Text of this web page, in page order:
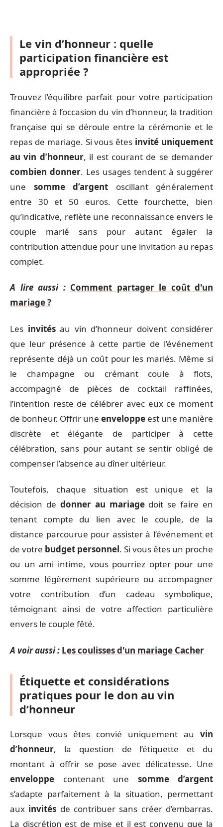
Le vin d’honneur : quelle
participation financière est
appropriée ?
Trouvez l’équilibre parfait pour votre participation
financière à l’occasion du vin d’honneur, la tradition
française qui se déroule entre la cérémonie et le
repas de mariage. Si vous êtes invité uniquement
au vin d’honneur, il est courant de se demander
combien donner. Les usages tendent à suggérer
une somme d’argent oscillant généralement
entre 30 et 50 euros. Cette fourchette, bien
qu’indicative, reflète une reconnaissance envers le
couple marié sans pour autant égaler la
contribution attendue pour une invitation au repas
complet.
A lire aussi : Comment partager le coût d'un
mariage ?
Les invitésau vin d’honneur doivent considérer
que leur présence à cette partie de l’événement
représente déjà un coût pour les mariés. Même si
le champagne ou crémant coule à flots,
accompagné de pièces de cocktail raffinées,
l’intention reste de célébrer avec eux ce moment
de bonheur. Offrir une enveloppe est une manière
discrète et élégante de participer à cette
célébration, sans pour autant se sentir obligé de
compenser l’absence au dîner ultérieur.
Toutefois, chaque situation est unique et la
décision de donner au mariagedoit se faire en
tenant compte du lien avec le couple, de la
distance parcourue pour assister à l’événement et
de votre budget personnel. Si vous êtes un proche
ou un ami intime, vous pourriez opter pour une
somme légèrement supérieure ou accompagner
votre contribution d’un cadeau symbolique,
témoignant ainsi de votre affection particulière
envers le couple fêté.
A voir aussi : Les coulisses d'un mariage Cacher
Étiquette et considérations
pratiques pour le don au vin
d’honneur
Lorsque vous êtes convié uniquement au vin
d’honneur, la question de l’étiquette et du
montant à offrir se pose avec délicatesse. Une
enveloppe contenant une somme d’argent
s’adapte parfaitement à la situation, permettant
aux invités de contribuer sans créer d’embarras.
La discrétion est de mise et il est convenu que la